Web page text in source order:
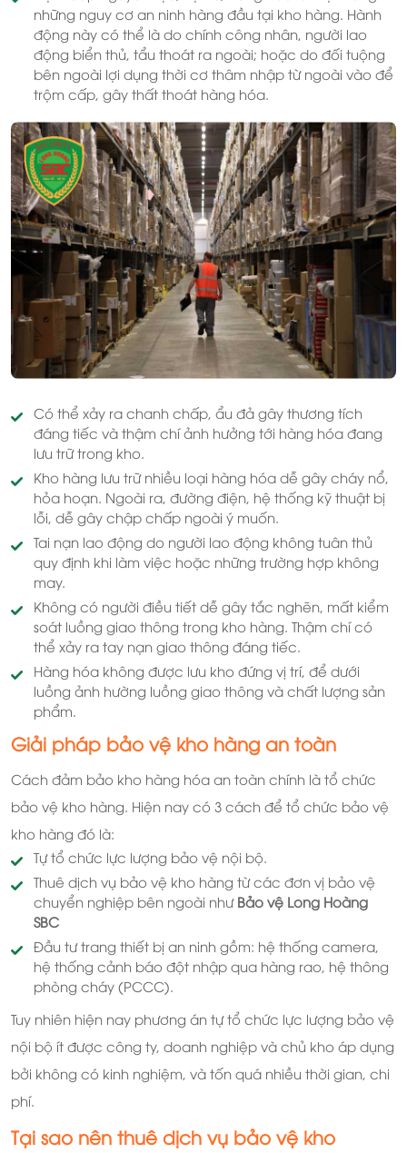
những nguy cơ an ninh hàng đầu tại kho hàng. Hành
động này có thể là do chính công nhân, người lao
động biển thủ, tẩu thoát ra ngoài; hoặc do đối tuộng
bên ngoài lợi dụng thời cơ thâm nhập từ ngoài vào để
trộm cấp, gây thất thoát hàng hóa.
Có thể xảy ra chanh chấp, ẩu đả gây thương tích
đáng tiếc và thậm chí ảnh hưởng tới hàng hóa đang
lưu trữ trong kho.
Kho hàng lưu trữ nhiều loại hàng hóa dễ gây cháy nổ,
hỏa hoạn. Ngoài ra, đường điện, hệ thống kỹ thuật bị
lỗi, dễ gây chập chấp ngoài ý muốn.
Tai nạn lao động do người lao động không tuân thủ
quy định khi làm việc hoặc những trường hợp không
may.
Không có người điều tiết dễ gây tắc nghẽn, mất kiểm
soát luồng giao thông trong kho hàng. Thậm chí có
thể xảy ra tay nạn giao thông đáng tiếc.
Hàng hóa không được lưu kho đứng vị trí, để dưới
luồng ảnh hường luồng giao thông và chất lượng sản
phẩm.
Giải pháp bảo vệ kho hàng an toàn
Cách đảm bảo kho hàng hóa an toàn chính là tổ chức
bảo vệ kho hàng. Hiện nay có 3 cách để tổ chức bảo vệ
kho hàng đó là:
Tự tổ chức lực lượng bảo vệ nội bộ.
Thuê dịch vụ bảo vệ kho hàng từ các đơn vị bảo vệ
chuyển nghiệp bên ngoài như Bảo vệ Long Hoàng
SBC
Đầu tư trang thiết bị an ninh gồm: hệ thống camera,
hệ thống cảnh báo đột nhập qua hàng rao, hệ thông
phòng cháy (PCCC).
Tuy nhiên hiện nay phương án tự tổ chức lực lượng bảo vệ
nội bộ ít được công ty, doanh nghiệp và chủ kho áp dụng
bởi không có kinh nghiệm, và tốn quá nhiều thời gian, chi
phí.
Tại sao nên thuê dịch vụ bảo vệ kho